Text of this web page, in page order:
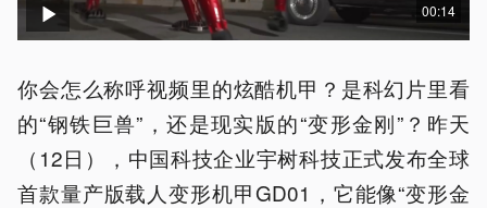
00:14
你会怎么称呼视频里的炫酷机甲？是科幻片里看
的“钢铁巨兽”，还是现实版的“变形金刚”？昨天
（12日），中国科技企业宇树科技正式发布全球
首款量产版载人变形机甲GD01，它能像“变形金